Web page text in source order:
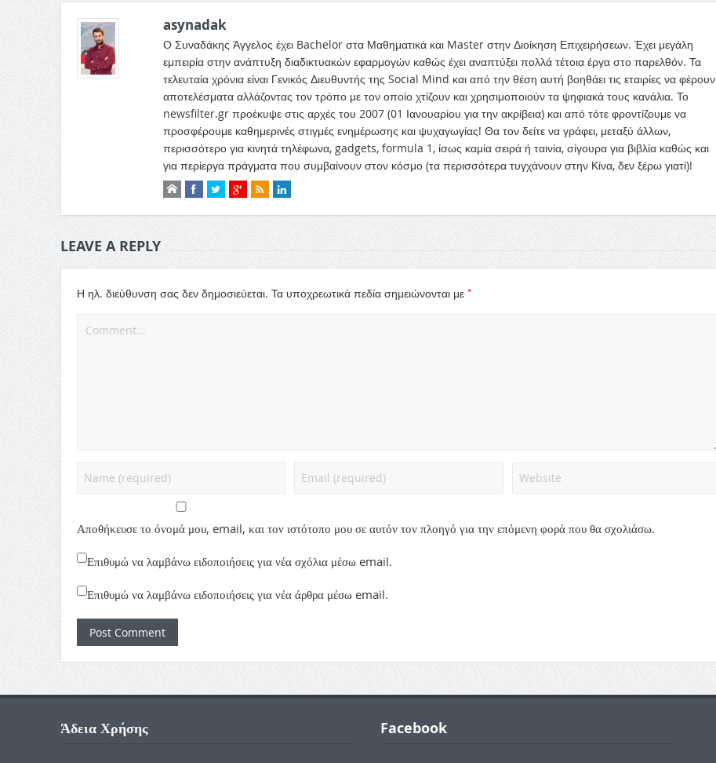
asynadak
Ο Συναδάκης Άγγελος έχει Bachelor στα Μαθηματικά και Master στην Διοίκηση Επιχειρήσεων. Έχει μεγάλη
εμπειρία στην ανάπτυξη διαδικτυακών εφαρμογών καθώς έχει αναπτύξει πολλά τέτοια έργα στο παρελθόν. Τα
τελευταία χρόνια είναι Γενικός Διευθυντής της Social Mind και από την θέση αυτή βοηθάει τις εταιρίες να φέρουν
αποτελέσματα αλλάζοντας τον τρόπο με τον οποίο χτίζουν και χρησιμοποιούν τα ψηφιακά τους κανάλια. Το
newsfilter.gr προέκυψε στις αρχές του 2007 (01 Ιανουαρίου για την ακρίβεια) και από τότε φροντίζουμε να
προσφέρουμε καθημερινές στιγμές ενημέρωσης και ψυχαγωγίας! Θα τον δείτε να γράφει, μεταξύ άλλων,
περισσότερο για κινητά τηλέφωνα, gadgets, formula 1, ίσως καμία σειρά ή ταινία, σίγουρα για βιβλία καθώς και
για περίεργα πράγματα που συμβαίνουν στον κόσμο (τα περισσότερα τυγχάνουν στην Κίνα, δεν ξέρω γιατί)!
LEAVE A REPLY
Η ηλ. διεύθυνση σας δεν δημοσιεύεται. Τα υποχρεωτικά πεδία σημειώνονται με *
Αποθήκευσε το όνομά μου, email, και τον ιστότοπο μου σε αυτόν τον πλοηγό για την επόμενη φορά που θα σχολιάσω.
Επιθυμώ να λαμβάνω ειδοποιήσεις για νέα σχόλια μέσω email.
Επιθυμώ να λαμβάνω ειδοποιήσεις για νέα άρθρα μέσω email.
Άδεια Χρήσης Facebook